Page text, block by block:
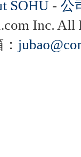
SOHU - 公
Inc.